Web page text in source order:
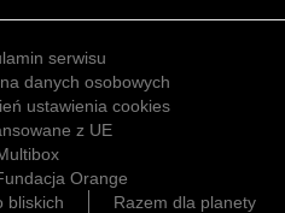
serwisu
danych osobowych
ustawienia cookies
z UE
Orange
bliskich Razem dla planety